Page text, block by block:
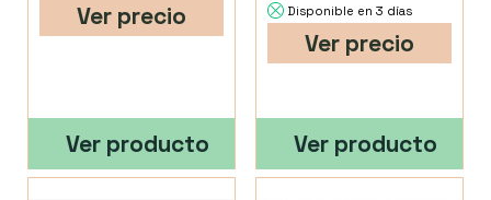
Ver precio
Ver producto
Disponible en 3 días
Ver precio
Ver producto